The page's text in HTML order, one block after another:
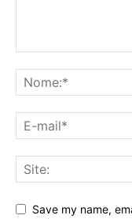
Save my name,